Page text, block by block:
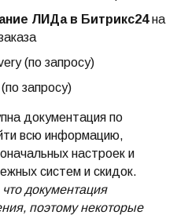
ЛИДа в Битрикс24на
(по запросу)
запросу)
документация по
всю информацию,
настроек и
систем и скидок.
документация
поэтому некоторые